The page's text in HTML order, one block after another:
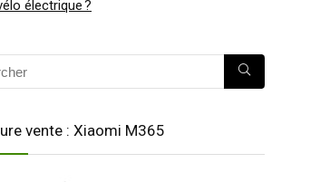
électrique ?
vente : Xiaomi M365